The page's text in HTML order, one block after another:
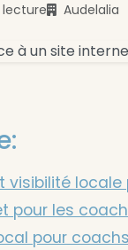
Audelalia
visibilité
pour les
pour